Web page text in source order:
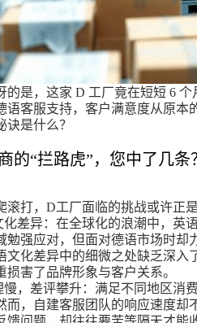
的是，这家 D 工厂竟在短短 6
语客服支持，客户满意度从原本
诀是什么？
的“拦路虎”，您中了几条
滚打，D工厂面临的挑战或许正
化差异：在全球化的浪潮中，英
勉强应对，但面对德语市场时却
文化差异中的细微之处缺乏深
损害了品牌形象与客户关系。
慢，差评攀升：满足不同地区消
而，自建客服团队的响应速度